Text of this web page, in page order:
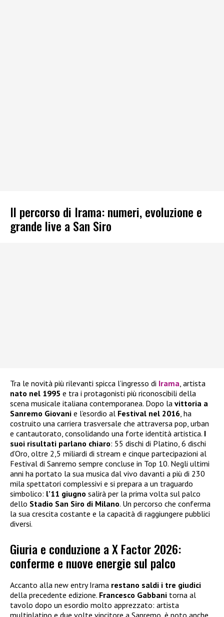
Il percorso di Irama: numeri, evoluzione e
grande live a San Siro
Tra le novità più rilevanti spicca l’ingresso di Irama , artista
nato nel 1995 e tra i protagonisti più riconoscibili della
scena musicale italiana contemporanea. Dopo la vittoria a
Sanremo Giovani e l’esordio al Festival nel 2016 , ha
costruito una carriera trasversale che attraversa pop, urban
e cantautorato, consolidando una forte identità artistica. I
suoi risultati parlano chiaro: 55 dischi di Platino, 6 dischi
d’Oro, oltre 2,5 miliardi di stream e cinque partecipazioni al
Festival di Sanremo sempre concluse in Top 10. Negli ultimi
anni ha portato la sua musica dal vivo davanti a più di 230
mila spettatori complessivi e si prepara a un traguardo
simbolico: l’11 giugno salirà per la prima volta sul palco
dello Stadio San Siro di Milano. Un percorso che conferma
la sua crescita costante e la capacità di raggiungere pubblici
diversi.
Giuria e conduzione a X Factor 2026:
conferme e nuove energie sul palco
Accanto alla new entry Irama restano saldi i tre giudici
della precedente edizione. Francesco Gabbani torna al
tavolo dopo un esordio molto apprezzato: artista